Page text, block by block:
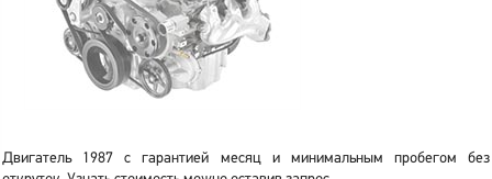
Двигатель 1987 с гарантией месяц и минимальным пробегом без